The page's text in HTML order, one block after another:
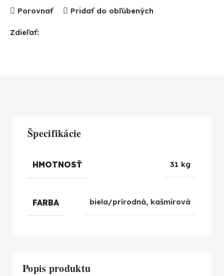
Porovnať Pridať do obľúbených
Zdieľať:
Popis produktu
Špecifikácie
HMOTNOSŤ 31 kg
FARBA biela/prírodná, kašmírová